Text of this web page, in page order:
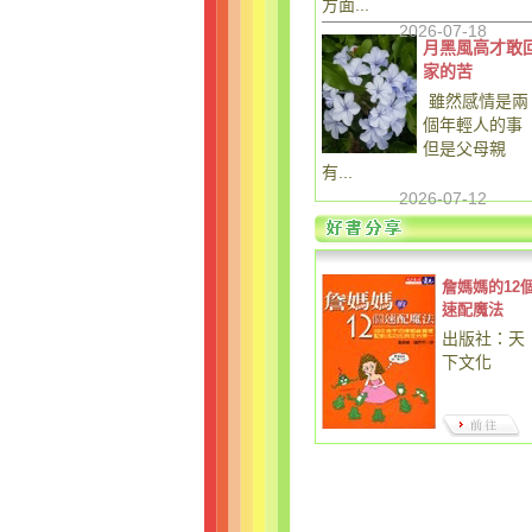
方面...
2026-07-18
月黑風高才敢
家的苦
雖然感情是兩
個年輕人的事
但是父母親
有...
2026-07-12
詹媽媽的12
速配魔法
出版社：天
下文化